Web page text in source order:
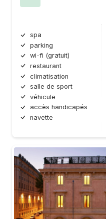
spa
parking
wi-fi (gratuit)
restaurant
climatisation
salle de sport
véhicule
accès handicapés
navette